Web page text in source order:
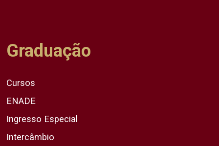
Graduação
Cursos
ENADE
Ingresso Especial
Intercâmbio